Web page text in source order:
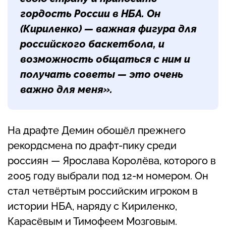
гордость России в НБА. Он
(Кириленко) — важная фигура для
российского баскетбола, и
возможность общаться с ним и
получать советы — это очень
важно для меня».
На драфте Демин обошёл прежнего
рекордсмена по драфт-пику среди
россиян — Ярослава Королёва, которого в
2005 году выбрали под 12-м номером. Он
стал четвёртым российским игроком в
истории НБА, наряду с Кириленко,
Карасёвым и Тимофеем Мозговым.